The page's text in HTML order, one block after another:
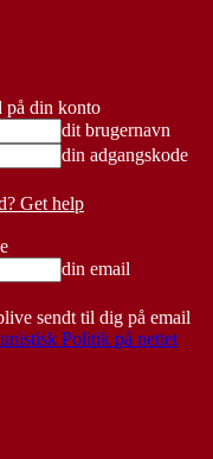
på din konto
dit brugernavn
din adgangskode
Get help
din email
sendt til dig på email